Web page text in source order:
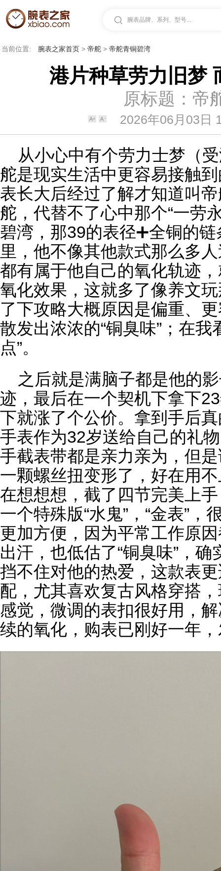
腕表品牌、系列、型号...
当前位置: 腕表之家首页 > 帝舵 > 帝舵青铜碧湾
港片种草劳力旧梦
原标题：帝
2026年06月03日
从小心中有个劳力士梦（
舵是现实生活中更容易接触
表长大后经过了解才知道叫
舵，代替不了心中那个“一劳
碧湾，那39的表径➕全铜的
里，他不像其他款式那么多
都有属于他自己的氧化轨迹
氧化效果，这就多了像养文
了下攻略大概原因是偏重、
散发出浓浓的“铜臭味”；在我
点”。
之后就是满脑子都是他的
迹，最后在一个契机下拿下
下就涨了个公价。拿到手后
手表作为32岁送给自己的礼
手截表带都是亲力亲为，但
一颗螺丝扭变形了，好在用
在想想想，截了四节完美上
一个特殊版“水鬼”，“金表”
更加方便，因为平常工作原
出汗，也低估了“铜臭味”，
挡不住对他的热爱，这款表
配，尤其喜欢复古风格穿搭
感觉，微调的表扣很好用，
续的氧化，购表已刚好一年